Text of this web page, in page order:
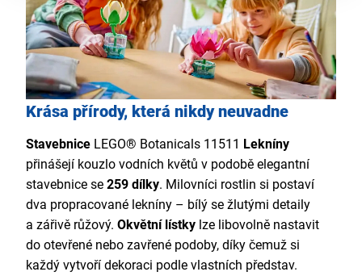
Krása přírody, která nikdy neuvadne
Stavebnice LEGO® Botanicals 11511 Lekníny
přinášejí kouzlo vodních květů v podobě elegantní
stavebnice se 259 dílky. Milovníci rostlin si postaví
dva propracované lekníny – bílý se žlutými detaily
a zářivě růžový. Okvětní lístky lze libovolně nastavit
do otevřené nebo zavřené podoby, díky čemuž si
každý vytvoří dekoraci podle vlastních představ.